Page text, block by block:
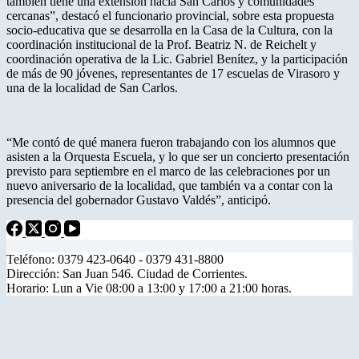
cercanas”, destacó el funcionario provincial, sobre esta propuesta
socio-educativa que se desarrolla en la Casa de la Cultura, con la
coordinación institucional de la Prof. Beatriz N. de Reichelt y
coordinación operativa de la Lic. Gabriel Benítez, y la participación
de más de 90 jóvenes, representantes de 17 escuelas de Virasoro y
una de la localidad de San Carlos.
“Me contó de qué manera fueron trabajando con los alumnos que
asisten a la Orquesta Escuela, y lo que ser un concierto presentación
previsto para septiembre en el marco de las celebraciones por un
nuevo aniversario de la localidad, que también va a contar con la
presencia del gobernador Gustavo Valdés”, anticipó.
Teléfono: 0379 423-0640 - 0379 431-8800
Dirección: San Juan 546. Ciudad de Corrientes.
Horario: Lun a Vie 08:00 a 13:00 y 17:00 a 21:00 horas.